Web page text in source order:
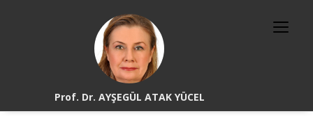
Prof. Dr. AYŞEGÜL ATAK YÜCEL